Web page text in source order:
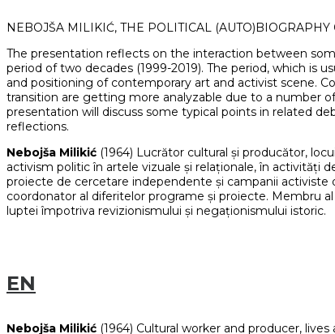
NEBOJŠA MILIKIĆ, THE POLITICAL
The presentation reflects on the interaction between
period of two decades (1999-2019). The period, which is
and positioning of contemporary art and activist scene.
transition are getting more analyzable due to a number
presentation will discuss some typical points in related
reflections.
Nebojša Milikić (1964) Lucrător cultural și producător,
activism politic în artele vizuale și relaționale, în activități
proiecte de cercetare independente și campanii activiste
coordonator al diferitelor programe și proiecte. Membru
luptei împotriva revizionismului și negaționismului istoric.
EN
Nebojša Milikić (1964) Cultural worker and producer,